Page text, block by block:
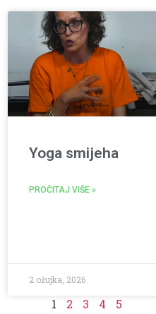
Yoga smijeha
PROČITAJ VIŠE »
2 ožujka, 2026
1 2 3 4 5